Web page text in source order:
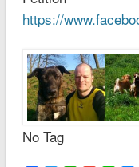
https://
No Tag